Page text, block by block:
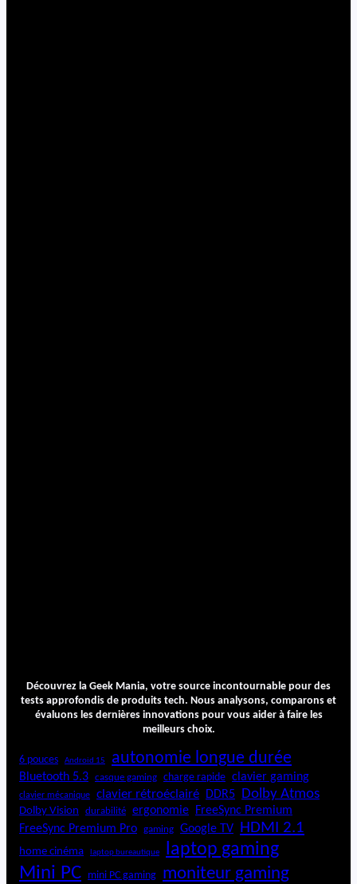
Découvrez la Geek Mania, votre source incontournable pour des
tests approfondis de produits tech. Nous analysons, comparons et
évaluons les dernières innovations pour vous aider à faire les
meilleurs choix.
6 pouces Android 15 autonomie longue durée
Bluetooth 5.3 casque gaming charge rapide clavier gaming
clavier mécanique clavier rétroéclairé DDR5 Dolby Atmos
Dolby Vision durabilité ergonomie
FreeSync Premium
FreeSync Premium Pro
gaming Google TV HDMI 2.1
home cinéma laptop bureautique laptop gaming
Mini PC mini PC gaming moniteur gaming